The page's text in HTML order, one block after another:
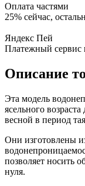
Оплата частями
25% сейчас,
Яндекс Пей
Платежный сервис
Описание
Эта модель
ясельного
весной в период
Они изготовлены
позволяет носить
нуля.